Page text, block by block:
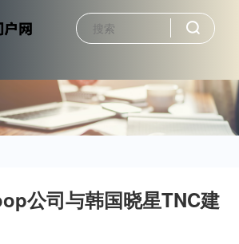
公司与韩国晓星TNC建